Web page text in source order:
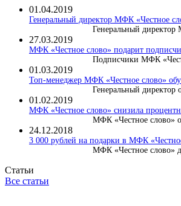
01.04.2019
Генеральный директор МФК «Честное
Генеральный
27.03.2019
МФК «Честное слово» подарит
Подписчики МФК
01.03.2019
Топ-менеджер МФК «Честное слово»
Генеральный директор
01.02.2019
МФК «Честное слово» снизила
МФК «Честное слово»
24.12.2018
3 000 рублей на подарки в МФК
МФК «Честное слово»
Статьи
Все статьи